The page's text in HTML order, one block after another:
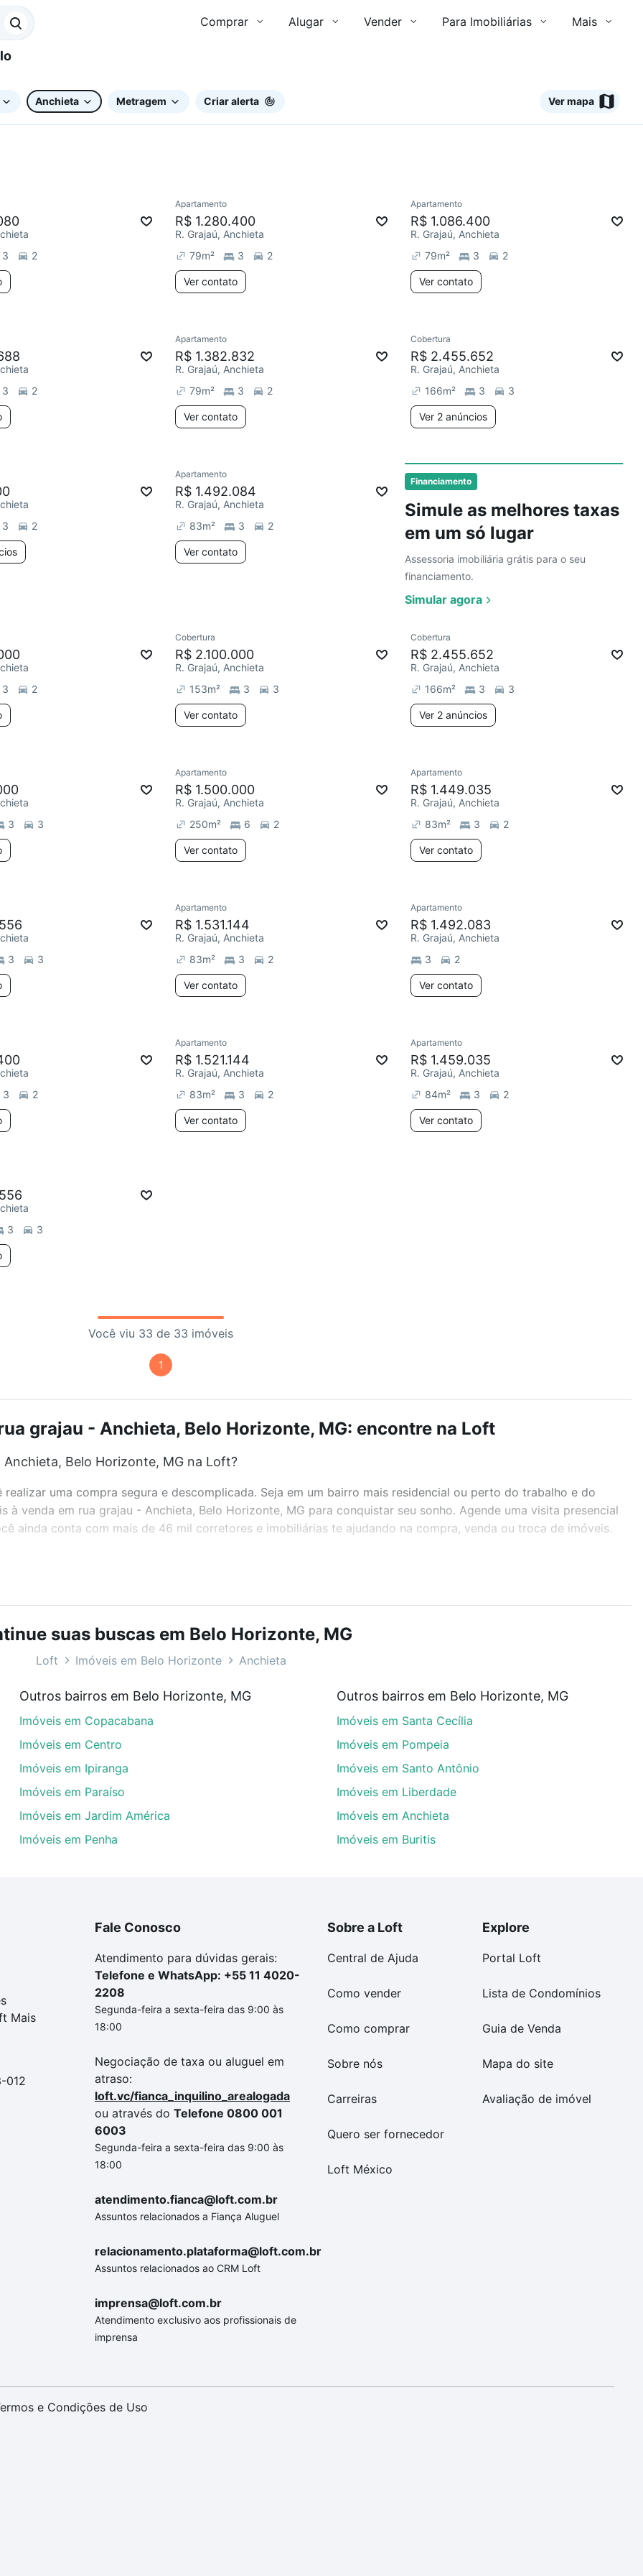
Comprar Alugar Vender Para Imobiliárias Mais
Anchieta Metragem Criar alerta Ver mapa
Financiamento
Simule as melhores taxas
em um só lugar
Assessoria imobiliária grátis para o seu
financiamento.
Simular agora
3
2
Apartamento
R$ 1.280.400
R. Grajaú, Anchieta
79m² 3 2
Ver contato
Apartamento
R$ 1.086.400
R. Grajaú, Anchieta
79m² 3 2
Ver contato
3
2
Apartamento
R$ 1.382.832
R. Grajaú, Anchieta
79m² 3 2
Ver contato
Chegou este mês
Cobertura
R$ 2.455.652
R. Grajaú, Anchieta
166m² 3 3
Ver 2 anúncios
Ver
3
2
Chegou este mês
Apartamento
R$ 1.492.084
R. Grajaú, Anchieta
83m² 3 2
Ver contato
3
2
Cobertura
R$ 2.100.000
R. Grajaú, Anchieta
153m² 3 3
Ver contato
Cobertura
R$ 2.455.652
R. Grajaú, Anchieta
166m² 3 3
Ver 2 anúncios
3
3
Apartamento
R$ 1.500.000
R. Grajaú, Anchieta
250m² 6 2
Ver contato
Apartamento
R$ 1.449.035
R. Grajaú, Anchieta
83m² 3 2
Ver contato
3
3
Apartamento
R$ 1.531.144
R. Grajaú, Anchieta
83m² 3 2
Ver contato
Apartamento
R$ 1.492.083
R. Grajaú, Anchieta
3
2
Ver contato
3
2
Apartamento
R$ 1.521.144
R. Grajaú, Anchieta
83m² 3 2
Ver contato
Apartamento
R$ 1.459.035
R. Grajaú, Anchieta
84m² 3 2
Ver contato
3
3
Você viu 33 de 33 imóveis
1
grajau - Anchieta, Belo Horizonte, MG: encontre na Loft
Belo Horizonte, MG na Loft?
uma compra segura e descomplicada. Seja em um bairro mais residencial ou perto do trabalho e do
venda em rua grajau - Anchieta, Belo Horizonte, MG para conquistar seu sonho. Agende uma visita presencial
ainda conta com mais de 46 mil corretores e imobiliárias te ajudando na compra, venda ou troca de imóveis.
o preço, metragem e comodidades, como piscina, academia, salão de festas ou área verde e encontrar
MG ideal para você na Loft.
Belo Horizonte, MG?
ao seu orçamento. Se ainda tem alguma dúvida dos custos envolvidos no processo de compra, veja em nosso
a gente para comprar o imóvel dos seus sonhos com segurança e conforto. Loft, com você até as chaves.
suas buscas em Belo Horizonte, MG
Loft Imóveis em Belo Horizonte Anchieta
Outros bairros em Belo Horizonte, MG
Imóveis em Copacabana
Imóveis em Centro
Imóveis em Ipiranga
Imóveis em Paraíso
Imóveis em Jardim América
Imóveis em Penha
Outros bairros em Belo Horizonte, MG
Imóveis em Santa Cecília
Imóveis em Pompeia
Imóveis em Santo Antônio
Imóveis em Liberdade
Imóveis em Anchieta
Imóveis em Buritis
Mais
012
Fale Conosco
Atendimento para dúvidas gerais:
Telefone e WhatsApp: +55 11 4020-
2208
Segunda-feira a sexta-feira das 9:00 às
18:00
Negociação de taxa ou aluguel em
atraso:
loft.vc/fianca_inquilino_arealogada
ou através do Telefone 0800 001
6003
Segunda-feira a sexta-feira das 9:00 às
18:00
atendimento.fianca@loft.com.br
Assuntos relacionados a Fiança Aluguel
relacionamento.plataforma@loft.com.br
Assuntos relacionados ao CRM Loft
imprensa@loft.com.br
Atendimento exclusivo aos profissionais de
imprensa
Sobre a Loft
Central de Ajuda
Como vender
Como comprar
Sobre nós
Carreiras
Quero ser fornecedor
Loft México
Explore
Portal Loft
Lista de Condomínios
Guia de Venda
Mapa do site
Avaliação de imóvel
e Condições de Uso